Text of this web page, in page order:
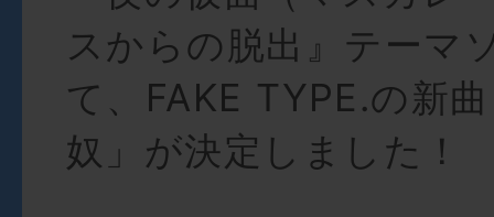
スからの脱出』テーマ
て、FAKE TYPE.の新
奴」が決定しました！